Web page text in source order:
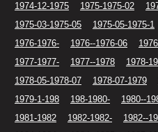
1974-12-1975
1975-1975-02
1975-03-1975-05
1975-05-1975-1
1976-1976-
1976--1976-06
1977-1977-
1977--1978 1978-
1978-05-1978-07
1978-07-1979
1979-1-198
198-1980- 1980--
1981-1982
1982-1982- 1982--